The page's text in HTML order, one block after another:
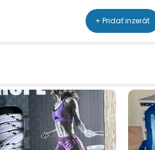
+ Pridať inzerát